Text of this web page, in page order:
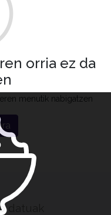
orria ez da
menutik nabigatzen
datuak